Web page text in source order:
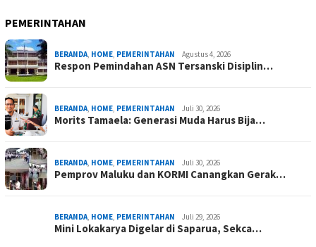
PEMERINTAHAN
BERANDA, HOME, PEMERINTAHAN Agustus 4, 2026
Respon Pemindahan ASN Tersanski Disiplin…
BERANDA, HOME, PEMERINTAHAN Juli 30, 2026
Morits Tamaela: Generasi Muda Harus Bija…
BERANDA, HOME, PEMERINTAHAN Juli 30, 2026
Pemprov Maluku dan KORMI Canangkan Gerak…
BERANDA, HOME, PEMERINTAHAN Juli 29, 2026
Mini Lokakarya Digelar di Saparua, Sekca…